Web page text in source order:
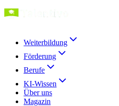
Weiterbildung
Förderung
Berufe
KI-Wissen
Über uns
Magazin